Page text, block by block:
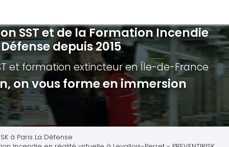
incendie - Guide et Serre file
de première intervention
Extincteurs
en réalité augmentée
Évacuation établissements de
Évacuation secteur tertiaire
Évacuation secteur industriel
SST et de la Formation Incendie
depuis 2015
et formation extincteuren Île-de-France
on vous forme en immersion
à Paris La Défense